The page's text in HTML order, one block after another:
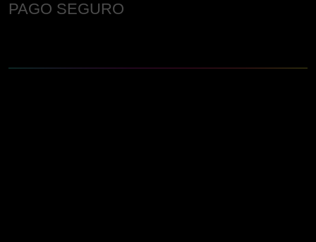
PAGO SEGURO